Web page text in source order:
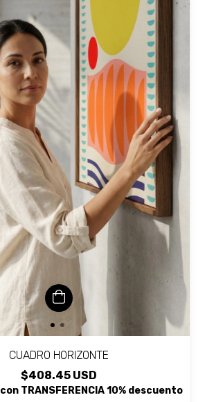
CUADRO HORIZONTE
$408.45 USD
con TRANSFERENCIA 10% descuento